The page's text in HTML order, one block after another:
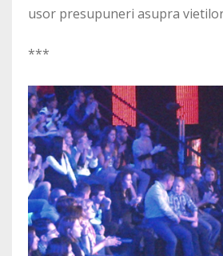
usor presupuneri asupra
***